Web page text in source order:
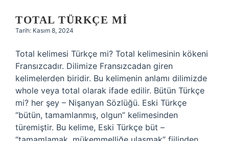
TOTAL TÜRKÇE MI
Tarih: Kasım 8, 2024
Total kelimesi Türkçe mi? Total kelimesinin kökeni
Fransızcadır. Dilimize Fransızcadan giren
kelimelerden biridir. Bu kelimenin anlamı dilimizde
whole veya total olarak ifade edilir. Bütün Türkçe
mi? her şey – Nişanyan Sözlüğü. Eski Türkçe
“bütün, tamamlanmış, olgun” kelimesinden
türemiştir. Bu kelime, Eski Türkçe büt –